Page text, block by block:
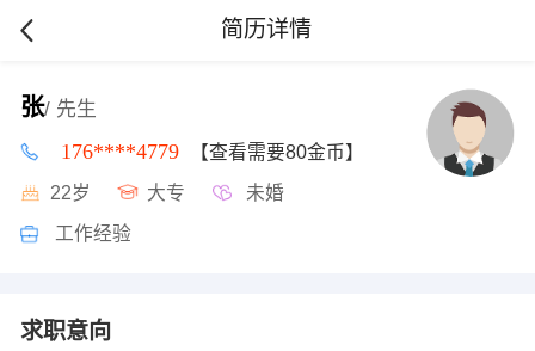
简历详情
张/ 先生
176****4779 【查看需要80金币】
22岁 大专 未婚
工作经验
求职意向